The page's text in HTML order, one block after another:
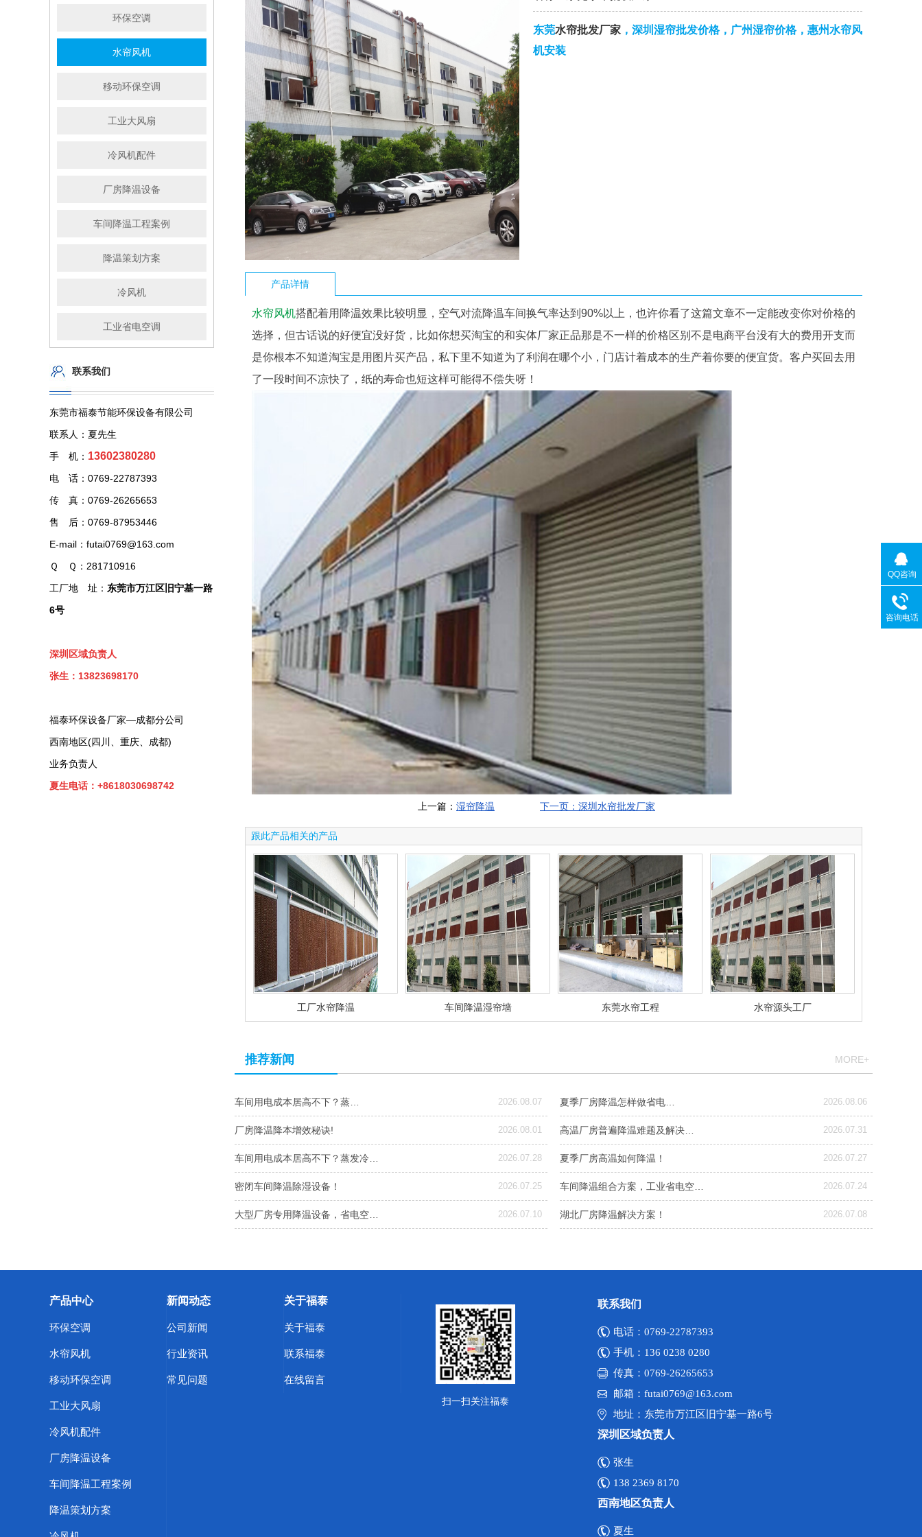
环保空调
水帘风机
移动环保空调
工业大风扇
冷风机配件
厂房降温设备
车间降温工程案例
降温策划方案
冷风机
工业省电空调
联系我们
东莞市福泰节能环保设备有限公司
联系人：夏先生
手 机： 13602380280
电 话：0769-22787393
传 真：0769-26265653
售 后：0769-87953446
E-mail：futai0769@163.com
Ｑ Ｑ：281710916
工厂地 址： 东莞市万江区旧宁基一路
6号
深圳区域负责人
张生：13823698170
福泰环保设备厂家—成都分公司
西南地区(四川、重庆、成都)
业务负责人
夏生电话：+8618030698742
东莞水帘批发厂家 ，深圳湿帘批发价格，广州湿帘价格，惠州水帘风
机安装
产品详情
水帘风机搭配着用降温效果比较明显，空气对流降温车间换气率达到90%以上， 也许你看了这篇文章不一定能改变你对价格的
选择，但古话说的好便宜没好货，比如你想买淘宝的和实体厂家正品那是不一样的价格区别不是电商平台没有大的费用开支而
是你根本不知道淘宝是用图片买产品，私下里不知道为了利润在哪个小，门店计着成本的生产着你要的便宜货。客户买回去用
了一段时间不凉快了，纸的寿命也短这样可能得不偿失呀！
上一篇： 湿帘降温 下一页：深圳水帘批发厂家
跟此产品相关的产品
工厂水帘降温 车间降温湿帘墙 东莞水帘工程 水帘源头工厂
推荐新闻 MORE+
车间用电成本居高不下？蒸… 2026.08.07 夏季厂房降温怎样做省电… 2026.08.06
厂房降温降本增效秘诀! 2026.08.01 高温厂房普遍降温难题及解决… 2026.07.31
车间用电成本居高不下？蒸发冷… 2026.07.28 夏季厂房高温如何降温！ 2026.07.27
密闭车间降温除湿设备！ 2026.07.25 车间降温组合方案，工业省电空… 2026.07.24
大型厂房专用降温设备，省电空… 2026.07.10 湖北厂房降温解决方案！ 2026.07.08
产品中心
环保空调
水帘风机
移动环保空调
工业大风扇
冷风机配件
厂房降温设备
车间降温工程案例
降温策划方案
新闻动态
公司新闻
行业资讯
常见问题
关于福泰
关于福泰
联系福泰
在线留言
扫一扫关注福泰
联系我们
电话：0769-22787393
手机：136 0238 0280
传真：0769-26265653
邮箱：futai0769@163.com
地址：东莞市万江区旧宁基一路6号
深圳区域负责人
张生
138 2369 8170
西南地区负责人
夏生
QQ咨询
咨询电话